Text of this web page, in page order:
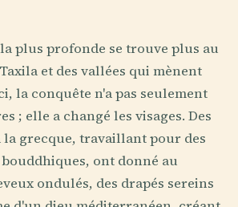
plus profonde se trouve plus au
et des vallées qui mènent
la conquête n'a pas seulement
; elle a changé les visages. Des
la grecque, travaillant pour des
ont donné au
ondulés, des drapés sereins